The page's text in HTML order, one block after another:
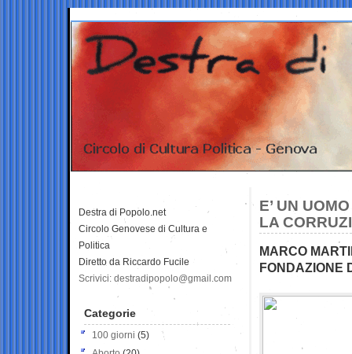
E’ UN
LA
MARCO
FONDAZIONE
Destra di Popolo.net
Circolo Genovese di Cultura e
Politica
Diretto da Riccardo Fucile
Scrivici: destradipopolo@gmail.com
Categorie
100 giorni (5)